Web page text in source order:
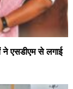
ने एसडीएम से लगाई